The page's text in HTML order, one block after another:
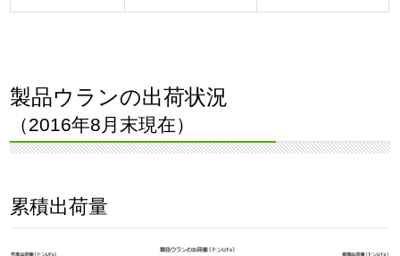
製品ウランの出荷状況
（2016年8月末現在）
累積出荷量